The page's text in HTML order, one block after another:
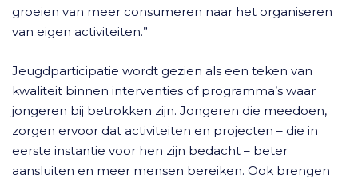
groeien van meer consumeren naar het organiseren
van eigen activiteiten.”
Jeugdparticipatie wordt gezien als een teken van
kwaliteit binnen interventies of programma’s waar
jongeren bij betrokken zijn. Jongeren die meedoen,
zorgen ervoor dat activiteiten en projecten – die in
eerste instantie voor hen zijn bedacht – beter
aansluiten en meer mensen bereiken. Ook brengen